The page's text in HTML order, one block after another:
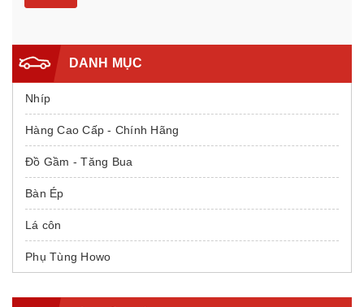
DANH MỤC
Nhíp
Hàng Cao Cấp - Chính Hãng
Đồ Gầm - Tăng Bua
Bàn Ép
Lá côn
Phụ Tùng Howo